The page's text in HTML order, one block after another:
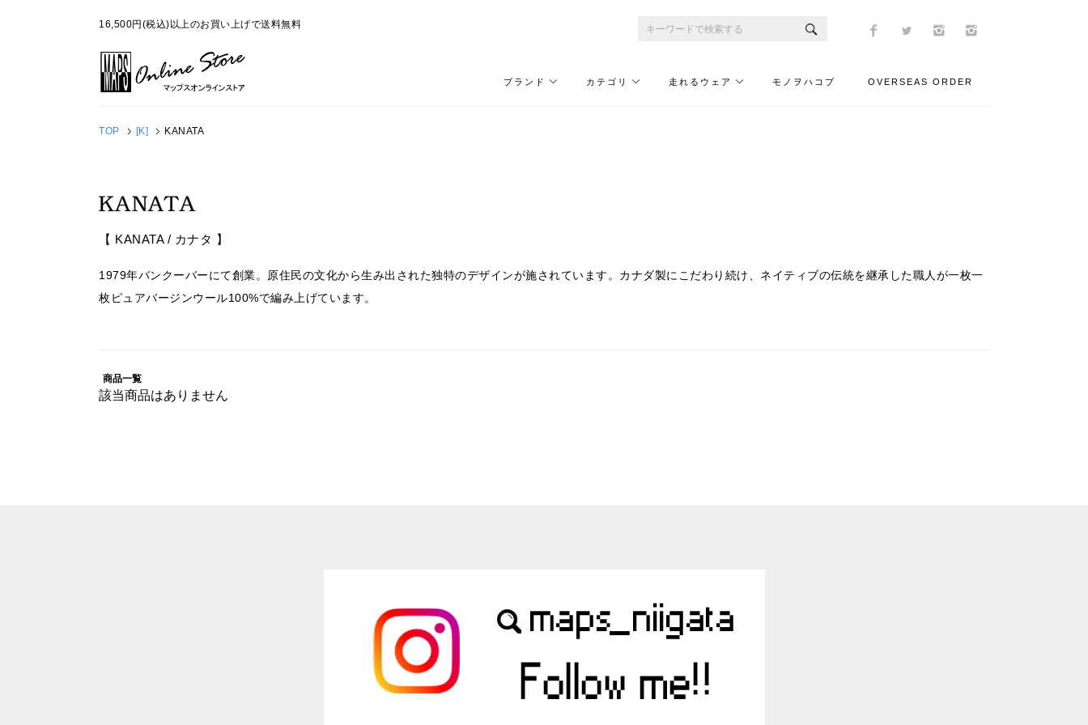
16,500円(税込)以上のお買い上げで送料無料
ブランド カテゴリ 走れるウェア モノヲハコブ OVERSEAS ORDER
TOP [K] KANATA
【 KANATA / カナタ 】
1979年バンクーバーにて創業。原住民の文化から生み出された独特のデザインが施されています。カナダ製にこだわり続け、ネイティブの伝統を継承した職人が一枚一
枚ピュアバージンウール100%で編み上げています。
商品一覧
該当商品はありません